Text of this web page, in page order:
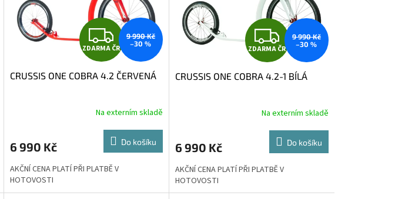
Z
D
A
R
M
A
ZDARMA ČR
9 990 Kč
–30 %
CRUSSIS ONE COBRA 4.2 ČERVENÁ
Na externím skladě
6 990 Kč Do košíku
AKČNÍ CENA PLATÍ PŘI PLATBĚ V
HOTOVOSTI
Z
D
A
R
M
A
ZDARMA ČR
9 990 Kč
–30 %
CRUSSIS ONE COBRA 4.2-1 BÍLÁ
Na externím skladě
6 990 Kč Do košíku
AKČNÍ CENA PLATÍ PŘI PLATBĚ V
HOTOVOSTI